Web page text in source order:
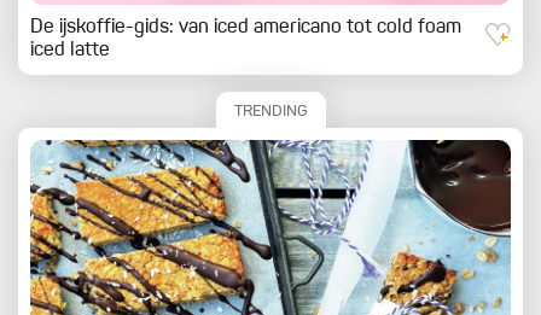
De ijskoffie-gids: van iced americano tot cold foam
iced latte
TRENDING